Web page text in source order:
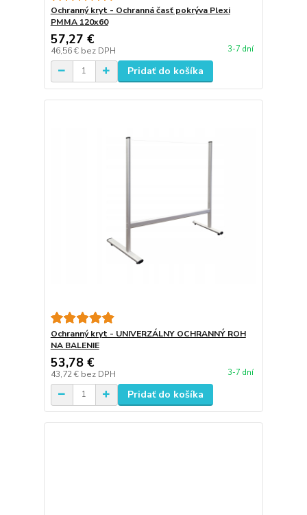
Ochranný kryt - Ochranná časť pokrýva Plexi
PMMA 120x60
57,27 €
46,56 € bez DPH 3-7 dní
Pridať do košíka
Ochranný kryt - UNIVERZÁLNY OCHRANNÝ ROH
NA BALENIE
53,78 €
43,72 € bez DPH 3-7 dní
Pridať do košíka